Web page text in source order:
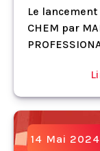
Le lancement
CHEM par
14 Mai 2024